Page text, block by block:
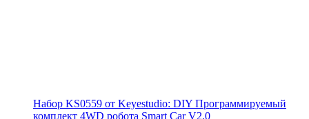
Набор KS0559 от Keyestudio: DIY Программируемый
комплект 4WD робота Smart Car V2.0